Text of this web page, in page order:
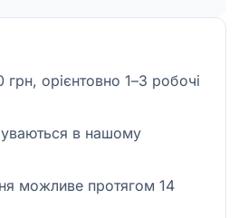
орієнтовно 1–3 робочі
в нашому
можливе протягом 14